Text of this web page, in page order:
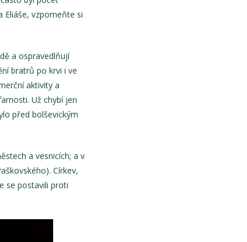
Eliáše, vzpomeňte si
a ospravedlňují
bratrů po krvi i ve
aktivity a
Už chybí jen
před bolševickým
a vesnicích; a v
Církev,
se postavili proti